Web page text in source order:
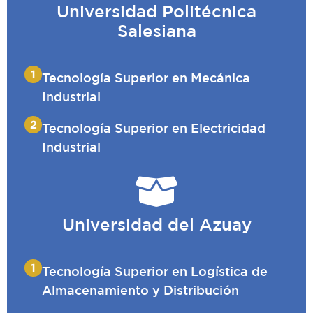
Universidad Politécnica
Salesiana
1 Tecnología Superior en Mecánica
Industrial
2 Tecnología Superior en Electricidad
Industrial
Universidad del Azuay
1 Tecnología Superior en Logística de
Almacenamiento y Distribución